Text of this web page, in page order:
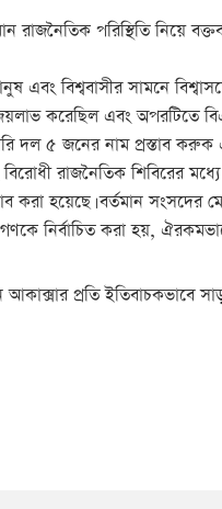
পরিস্থিতি নিয়ে
বিশ্ববাসীর সামনে
করেছিল এবং অপরটিতে
দল ৫ জনের নাম প্রস্তাব করুক
রাজনৈতিক শিবিরের মধ্যে
করা হয়েছে। বর্তমান সংসদের
নির্বাচিত করা হয়,
প্রতি ইতিবাচকভাবে